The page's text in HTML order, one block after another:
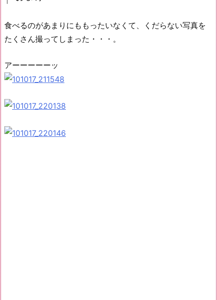
食べるのがあまりにももったいなくて、くだらない写真を
たくさん撮ってしまった・・・。
アーーーーーッ